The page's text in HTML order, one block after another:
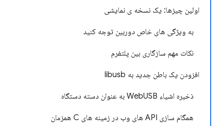
اولین چیزها: یک نسخه ی نمایشی
به ویژگی های خاص دوربین توجه کنید
نکات مهم سازگاری بین پلتفرم
افزودن یک باطن جدید به libusb
ذخیره اشیاء WebUSB به عنوان دسته دستگاه
همگام سازی API های وب در زمینه های C همزمان